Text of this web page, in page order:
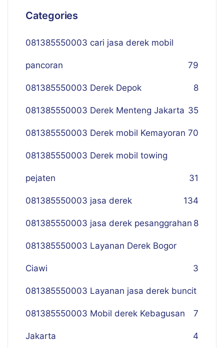
Categories
081385550003 cari jasa derek mobil
pancoran 79
081385550003 Derek Depok 8
081385550003 Derek Menteng Jakarta 35
081385550003 Derek mobil Kemayoran 70
081385550003 Derek mobil towing
pejaten 31
081385550003 jasa derek 134
081385550003 jasa derek pesanggrahan 8
081385550003 Layanan Derek Bogor
Ciawi 3
081385550003 Layanan jasa derek buncit
7
081385550003 Mobil derek Kebagusan
Jakarta 4